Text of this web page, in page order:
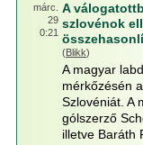
márc.
29
0:21
A
szlovénok
(Blikk)
A magyar
mérkőzésén
Szlovéniát. A
gólszerző
illetve Baráth